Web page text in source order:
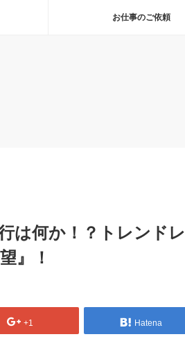
お仕事のご依頼
は何か！？トレンドレ
』！
+1 Hatena